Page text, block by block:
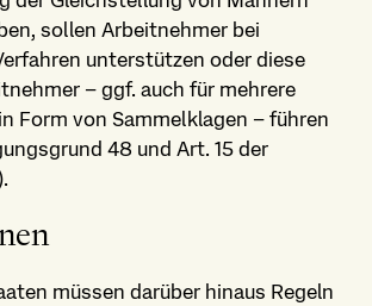
sollen Arbeitnehmer bei
unterstützen oder diese
– ggf. auch für mehrere
Form von Sammelklagen – führen
48 und Art. 15 der
müssen darüber hinaus Regeln